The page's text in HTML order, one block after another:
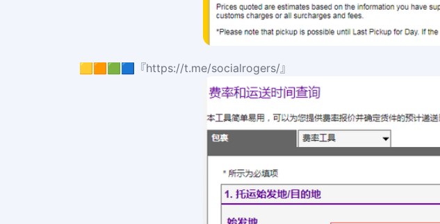
🟨🟧🟩🟦『https://t.me/socialrogers/』